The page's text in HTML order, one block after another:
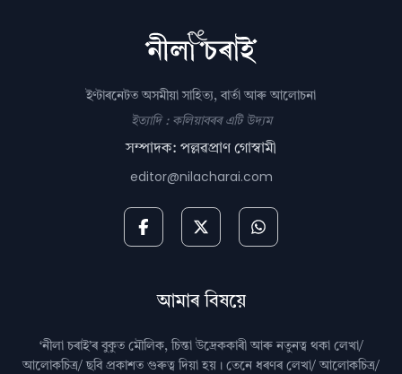
ইণ্টাৰনেটত অসমীয়া সাহিত্য, বাৰ্তা আৰু আলোচনা
ইত্যাদি : কলিয়াবৰৰ এটি উদ্যম
সম্পাদক: পল্লৱপ্ৰাণ গোস্বামী
editor@nilacharai.com
আমাৰ বিষয়ে
‘নীলা চৰাই’ৰ বুকুত মৌলিক, চিন্তা উদ্রেককাৰী আৰু নতুনত্ব থকা লেখা/
আলোকচিত্ৰ/ ছবি প্রকাশত গুৰুত্ব দিয়া হয়। তেনে ধৰণৰ লেখা/ আলোকচিত্ৰ/